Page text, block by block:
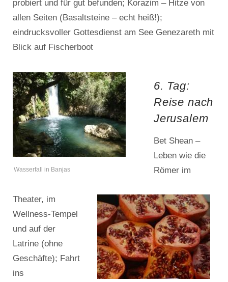
probiert und für gut befunden; Korazim – Hitze von
allen Seiten (Basaltsteine – echt heiß!);
eindrucksvoller Gottesdienst am See Genezareth mit
Blick auf Fischerboot
Wasserfall in Banjas
6. Tag:
Reise nach
Jerusalem
Bet Shean –
Leben wie die
Römer im
Theater, im
Wellness-Tempel
und auf der
Latrine (ohne
Geschäfte); Fahrt
ins